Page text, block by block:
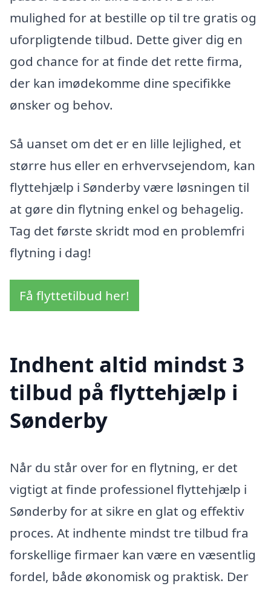
mulighed for at bestille op til tre gratis og
uforpligtende tilbud. Dette giver dig en
god chance for at finde det rette firma,
der kan imødekomme dine specifikke
ønsker og behov.
Så uanset om det er en lille lejlighed, et
større hus eller en erhvervsejendom, kan
flyttehjælp i Sønderby være løsningen til
at gøre din flytning enkel og behagelig.
Tag det første skridt mod en problemfri
flytning i dag!
Få flyttetilbud her!
Indhent altid mindst 3
tilbud på flyttehjælp i
Sønderby
Når du står over for en flytning, er det
vigtigt at finde professionel flyttehjælp i
Sønderby for at sikre en glat og effektiv
proces. At indhente mindst tre tilbud fra
forskellige firmaer kan være en væsentlig
fordel, både økonomisk og praktisk. Der